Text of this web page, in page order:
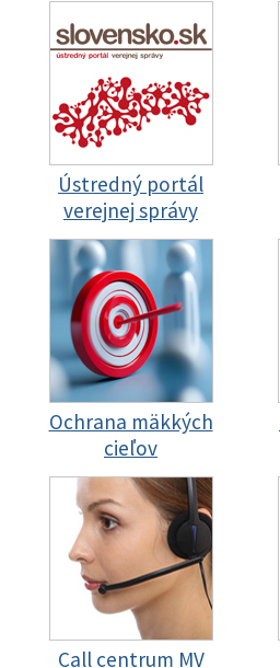
Ústredný portál
verejnej správy
Ochrana mäkkých
cieľov
Call centrum MV